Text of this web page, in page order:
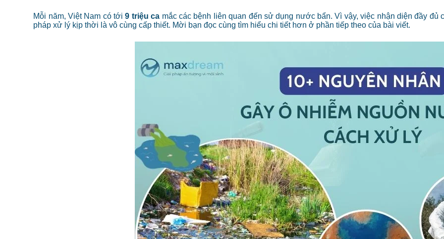
Mỗi năm, Việt Nam có tới9 triệu ca mắc các bệnh liên quan đến sử dụng nước bẩn. Vì vậy, việc nhận diện đầy
pháp xử lý kịp thời là vô cùng cấp thiết. Mời bạn đọc cùng tìm hiểu chi tiết hơn ở phần tiếp theo của bài viết.